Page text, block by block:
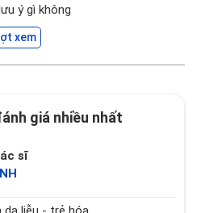
ý gì không
xem
giá nhiều nhất
sĩ